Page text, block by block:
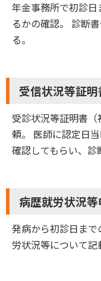
年金事務所で初診
るかの確認。 診断
る。
受信状況等証
受診状況等証明書
頼。 医師に認定日
確認してもらい、診
病歴就労状況
発病から初診日ま
労状況等について記